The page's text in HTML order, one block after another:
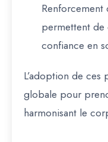
permettent
confiance en
L’adoption de
globale pour
harmonisant le